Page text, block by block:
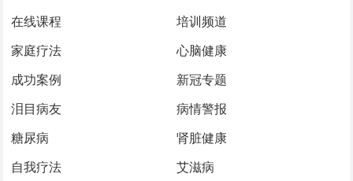
在线课程
培训频道
家庭疗法
心脑健康
成功案例
新冠专题
泪目病友
病情警报
糖尿病
肾脏健康
自我疗法
艾滋病